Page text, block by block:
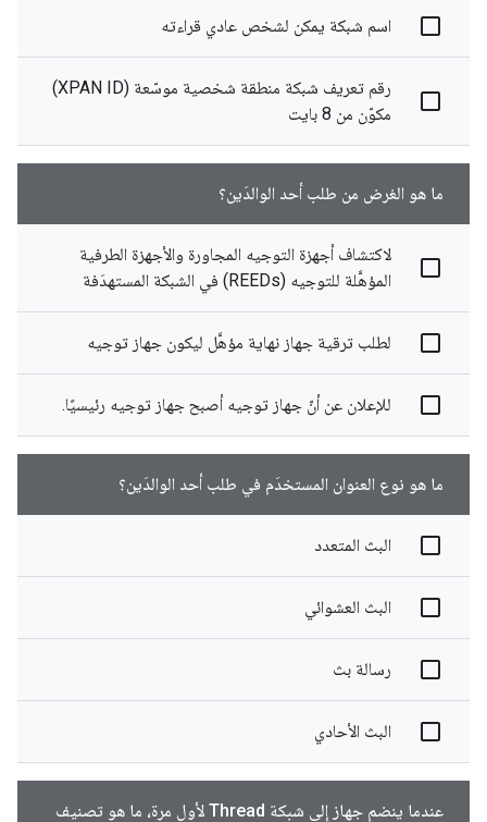
اسم شبكة يمكن لشخص عادي قراءته
رقم تعريف شبكة منطقة شخصية موسّعة (XPAN ID)
مكوّن من 8 بايت
ما هو الغرض من طلب أحد الوالدَين؟
لاكتشاف أجهزة التوجيه المجاورة والأجهزة الطرفية
المؤهَّلة للتوجيه (REEDs) في الشبكة المستهدَفة
لطلب ترقية جهاز نهاية مؤهَّل ليكون جهاز توجيه
للإعلان عن أنّ جهاز توجيه أصبح جهاز توجيه رئيسيًا.
ما هو نوع العنوان المستخدَم في طلب أحد الوالدَين؟
البث المتعدد
البث العشوائي
رسالة بث
البث الأحادي
عندما ينضم جهاز إلى شبكة Thread لأول مرة، ما هو تصنيف